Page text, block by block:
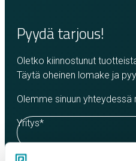
Pyydä tarjous!
Oletko kiinnostunut
Täytä oheinen lomake ja
Olemme sinuun
Yritys*